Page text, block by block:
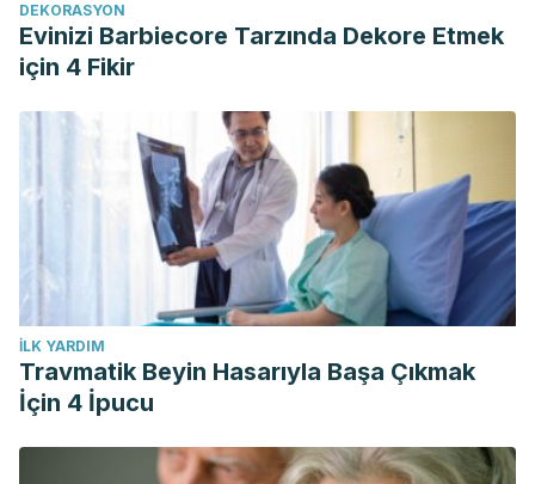
https://www.webmd.com/sleep-disorders/ss/slideshow-
sleep-body-effects
DEKORASYON
Evinizi Barbiecore Tarzında Dekore Etmek
için 4 Fikir
İLK YARDIM
Travmatik Beyin Hasarıyla Başa Çıkmak
İçin 4 İpucu